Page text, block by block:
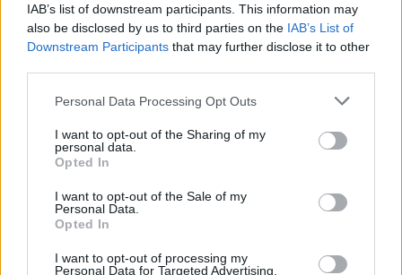
IAB’s list of downstream participants. This information may
also be disclosed by us to third parties on the IAB’s List of
Downstream Participants that may further disclose it to other
Personal Data Processing Opt Outs
I want to opt-out of the Sharing of my
personal data.
Opted In
I want to opt-out of the Sale of my
Personal Data.
Opted In
I want to opt-out of processing my
Personal Data for Targeted Advertising.
26 °C
26%υγρ.
3 Μπφ ΒΔ
16 Km/h
ΚΑΘΑΡΟΣ
35%υγρ.
9 Km/h
ΚΑΘΑΡΟΣ
21 °C
65%υγρ.
3 Μπφ B